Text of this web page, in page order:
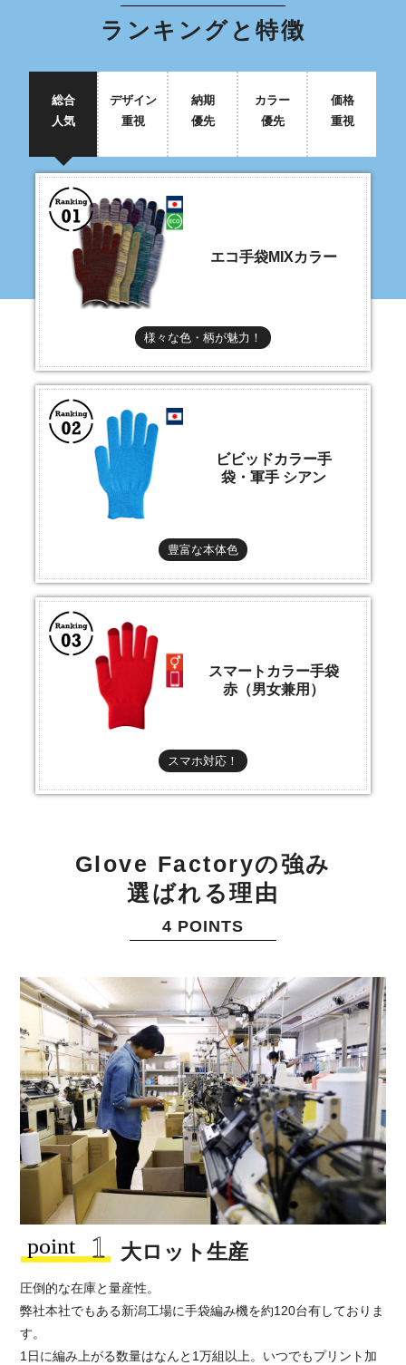
ランキングと特徴
総合
人気
デザイン
重視
納期
優先
カラー
優先
価格
重視
エコ手袋MIXカラー
様々な色・柄が魅力！
ビビッドカラー手
袋・軍手 シアン
豊富な本体色
スマートカラー手袋
赤（男女兼用）
スマホ対応！
Glove Factoryの強み
選ばれる理由
4 POINTS
大ロット生産
圧倒的な在庫と量産性。
弊社本社でもある新潟工場に手袋編み機を約120台有しておりま
す。
1日に編み上がる数量はなんと1万組以上。いつでもプリント加